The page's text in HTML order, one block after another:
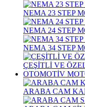
NEMA 23 STEP
NEMA 24 STEP
NEMA 34 STEP
ÇEŞİTLİ VE
OTOMOTİV
ARABA CAM